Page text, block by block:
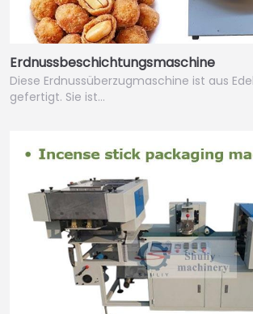
Erdnussbeschichtungsmaschine
Diese Erdnussüberzugmaschine ist aus
gefertigt. Sie ist…